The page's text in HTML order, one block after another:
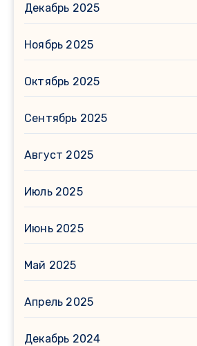
Декабрь 2025
Ноябрь 2025
Октябрь 2025
Сентябрь 2025
Август 2025
Июль 2025
Июнь 2025
Май 2025
Апрель 2025
Декабрь 2024